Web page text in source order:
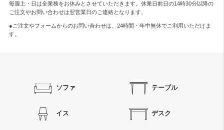
毎週土・日は全業務をお休みとさせていただきます。休業日前日の14時30分以降の
ご注文やお問い合わせは翌営業日のご連絡となります。
●ご注文やフォームからのお問い合わせは、 24時間・年中無休でご利用いただけま
す。
ソファ テーブル
イス デスク